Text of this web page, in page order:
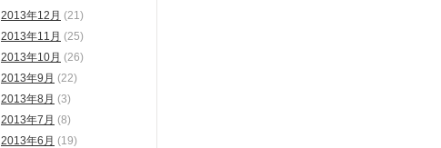
2013年12月 (21)
2013年11月 (25)
2013年10月 (26)
2013年9月 (22)
2013年8月 (3)
2013年7月 (8)
2013年6月 (19)